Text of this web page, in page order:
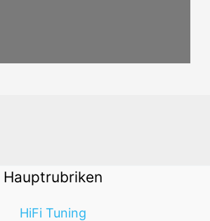
Hauptrubriken
HiFi Tuning